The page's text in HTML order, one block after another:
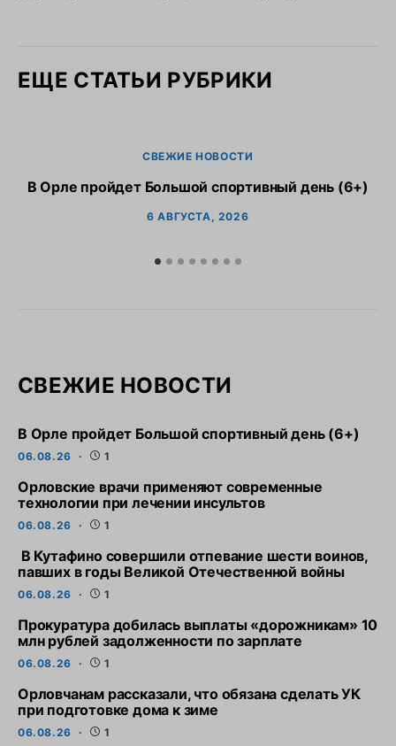
ЕЩЕ СТАТЬИ РУБРИКИ
СВЕЖИЕ НОВОСТИ
В Орле пройдет Большой спортивный день (6+)
6 АВГУСТА, 2026
СВЕЖИЕ НОВОСТИ
В Орле пройдет Большой спортивный день (6+)
06.08.26 1
Орловские врачи применяют современные
технологии при лечении инсультов
06.08.26 1
В Кутафино совершили отпевание шести воинов,
павших в годы Великой Отечественной войны
06.08.26 1
Прокуратура добилась выплаты «дорожникам» 10
млн рублей задолженности по зарплате
06.08.26 1
Орловчанам рассказали, что обязана сделать УК
при подготовке дома к зиме
06.08.26 1